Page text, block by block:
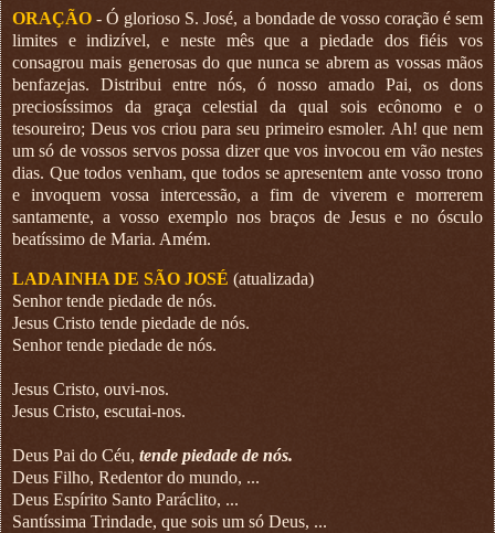
ORAÇÃO- Ó glorioso S. José, a bondade de vosso coração é sem
limites e indizível, e neste mês que a piedade dos fiéis vos
consagrou mais generosas do que nunca se abrem as vossas mãos
benfazejas. Distribui entre nós, ó nosso amado Pai, os dons
preciosíssimos da graça celestial da qual sois ecônomo e o
tesoureiro; Deus vos criou para seu primeiro esmoler. Ah! que nem
um só de vossos servos possa dizer que vos invocou em vão nestes
dias. Que todos venham, que todos se apresentem ante vosso trono
e invoquem vossa intercessão, a fim de viverem e morrerem
santamente, a vosso exemplo nos braços de Jesus e no ósculo
beatíssimo de Maria. Amém.
LADAINHA DE SÃO JOSÉ (atualizada)
Senhor tende piedade de nós.
Jesus Cristo tende piedade de nós.
Senhor tende piedade de nós.
Jesus Cristo, ouvi-nos.
Jesus Cristo, escutai-nos.
Deus Pai do Céu, tende piedade de nós.
Deus Filho, Redentor do mundo, ...
Deus Espírito Santo Paráclito, ...
Santíssima Trindade, que sois um só Deus, ...